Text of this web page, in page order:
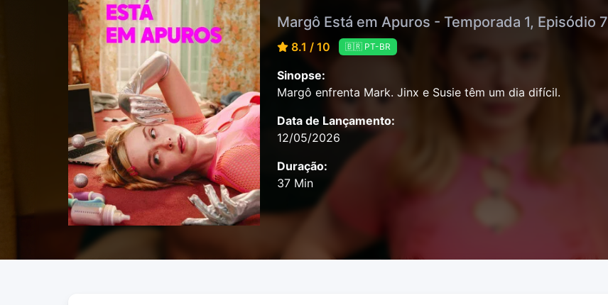
Margô Está em Apuros - Temporada 1, Episódio 7
8.1 / 10 🇧🇷 PT-BR
Sinopse:
Margô enfrenta Mark. Jinx e Susie têm um dia difícil.
Data de Lançamento:
12/05/2026
Duração:
37 Min